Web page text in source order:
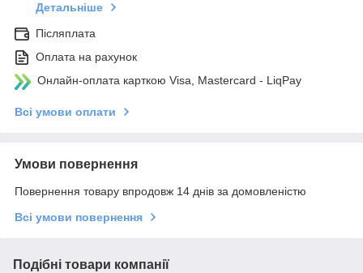
Детальніше
Післяплата
Оплата на рахунок
Онлайн-оплата карткою Visa, Mastercard - LiqPay
Всі умови оплати
Умови повернення
Повернення товару впродовж 14 днів за домовленістю
Всі умови повернення
Подібні товари компанії